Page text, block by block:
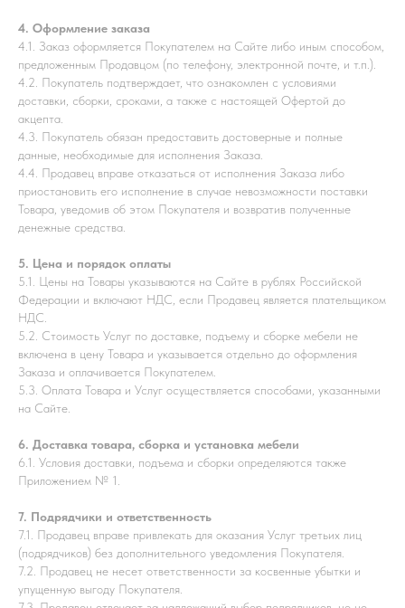
4. Оформление заказа
4.1. Заказ оформляется Покупателем на Сайте либо иным способом,
предложенным Продавцом (по телефону, электронной почте, и т.п.).
4.2. Покупатель подтверждает, что ознакомлен с условиями
доставки, сборки, сроками, а также с настоящей Офертой до
акцепта.
4.3. Покупатель обязан предоставить достоверные и полные
данные, необходимые для исполнения Заказа.
4.4. Продавец вправе отказаться от исполнения Заказа либо
приостановить его исполнение в случае невозможности поставки
Товара, уведомив об этом Покупателя и возвратив полученные
денежные средства.
5. Цена и порядок оплаты
5.1. Цены на Товары указываются на Сайте в рублях Российской
Федерации и включают НДС, если Продавец является плательщиком
НДС.
5.2. Стоимость Услуг по доставке, подъему и сборке мебели не
включена в цену Товара и указывается отдельно до оформления
Заказа и оплачивается Покупателем.
5.3. Оплата Товара и Услуг осуществляется способами, указанными
на Сайте.
6. Доставка товара, сборка и установка мебели
6.1. Условия доставки, подъема и сборки определяются также
Приложением № 1.
7. Подрядчики и ответственность
7.1. Продавец вправе привлекать для оказания Услуг третьих лиц
(подрядчиков) без дополнительного уведомления Покупателя.
7.2. Продавец не несет ответственности за косвенные убытки и
упущенную выгоду Покупателя.